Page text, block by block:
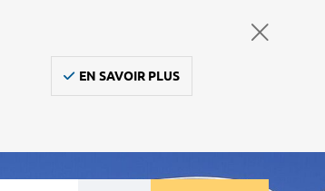
EN SAVOIR PLUS